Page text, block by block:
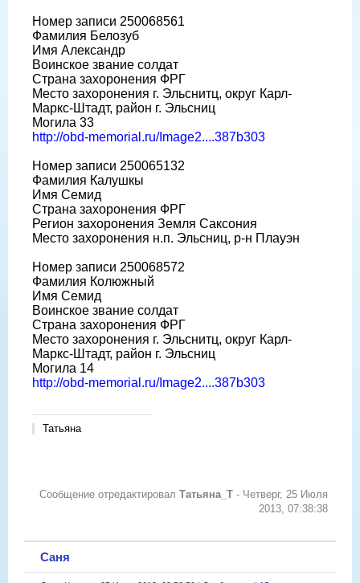
Номер записи 250068561
Фамилия Белозуб
Имя Александр
Воинское звание солдат
Страна захоронения ФРГ
Место захоронения г. Эльснитц, округ Карл-
Маркс-Штадт, район г. Эльсниц
Могила 33
http://obd-memorial.ru/Image2....387b303
Номер записи 250065132
Фамилия Калушкы
Имя Семид
Страна захоронения ФРГ
Регион захоронения Земля Саксония
Место захоронения н.п. Эльсниц, р-н Плауэн
Номер записи 250068572
Фамилия Колюжный
Имя Семид
Воинское звание солдат
Страна захоронения ФРГ
Место захоронения г. Эльснитц, округ Карл-
Маркс-Штадт, район г. Эльсниц
Могила 14
http://obd-memorial.ru/Image2....387b303
Татьяна
Сообщение отредактировал Татьяна_Т - Четверг, 25 Июля
2013, 07:38:38
Саня